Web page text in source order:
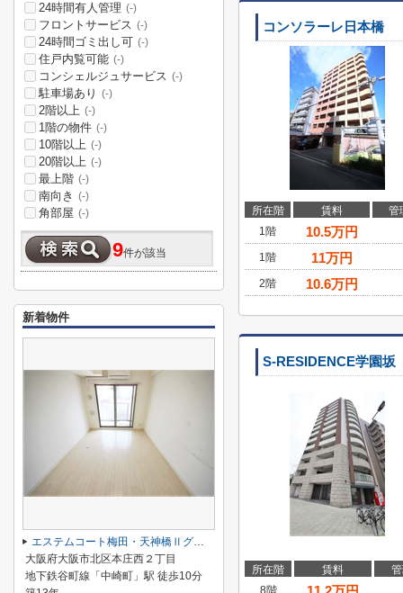
コンソラーレ日本橋
所在階 賃料
管
1階
10.5万円
1階 11万円
2階 10.6万円
S-RESIDENCE学園坂
所在階 賃料
8階
24時間有人管理 (-)
フロントサービス (-)
24時間ゴミ出し可 (-)
住戸内覧可能 (-)
コンシェルジュサービス (-)
駐車場あり (-)
2階以上 (-)
1階の物件 (-)
10階以上 (-)
20階以上 (-)
最上階 (-)
南向き (-)
角部屋 (-)
9件が該当
新着物件
エステムコート梅田・天神橋Ⅱグラシオ
大阪府大阪市北区本庄西２丁目
地下鉄谷町線「中崎町」駅 徒歩10分